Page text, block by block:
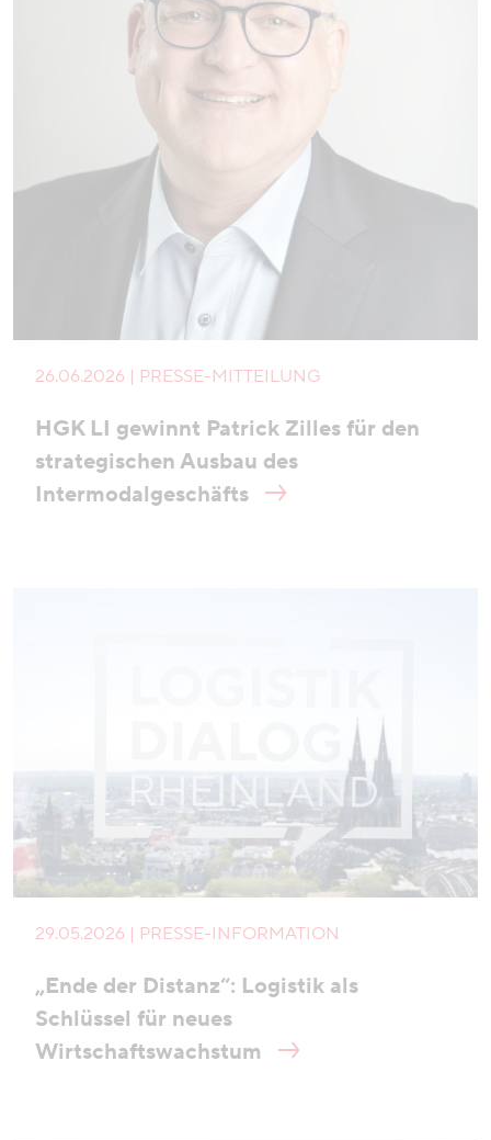
26.06.2026 | PRESSE-MITTEILUNG
HGK LI gewinnt Patrick Zilles für den
strategischen Ausbau des
Intermodalgeschäfts
29.05.2026 | PRESSE-INFORMATION
„Ende der Distanz“: Logistik als
Schlüssel für neues
Wirtschaftswachstum